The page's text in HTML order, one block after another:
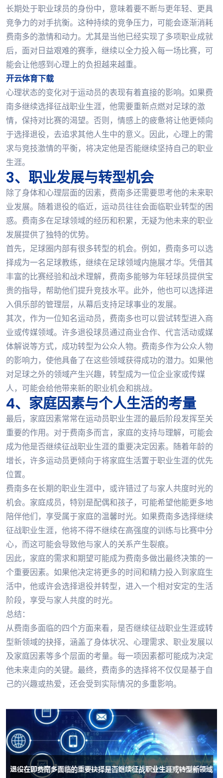
长期处于职业球员的身份中，意味着要不断与更年轻、更具
竞争力的对手抗衡。这种持续的竞争压力，可能会逐渐消耗
费南多的激情和动力。尤其是当他已经实现了多项职业成就
后，面对日益艰难的赛季，继续以全力投入每一场比赛，可
能会让他感到心理上的负担越来越重。
开云体育下载
心理状态的变化对于运动员的表现有着直接的影响。如果费
南多继续选择征战职业生涯，他需要重新点燃对足球的激
情，保持对比赛的渴望。否则，情感上的疲惫将让他更倾向
于选择退役，去追求其他人生中的意义。因此，心理上的需
求与竞技激情的平衡，将决定他是否能继续坚持自己的职业
生涯。
3、职业发展与转型机会
除了身体和心理层面的因素，费南多还需要思考他的未来职
业发展。随着退役的临近，运动员往往会面临职业转型的困
惑。费南多在足球领域的经历和积累，无疑为他未来的职业
发展提供了独特的优势。
首先，足球圈内部有很多转型的机会。例如，费南多可以选
择成为一名足球教练，继续在足球领域内施展才华。凭借其
丰富的比赛经验和战术理解，费南多能够为年轻球员提供宝
贵的指导，帮助他们提升竞技水平。此外，他也可以选择进
入俱乐部的管理层，从幕后支持足球事业的发展。
其次，作为一位知名运动员，费南多也可以尝试转型进入商
业或传媒领域。许多退役球员通过商业合作、代言活动或媒
体解说等方式，成功转型为公众人物。费南多作为公众人物
的影响力，使他具备了在这些领域获得成功的潜力。如果他
对足球之外的领域产生兴趣，转型成为一位企业家或传媒
人，可能会给他带来新的职业机会和挑战。
4、家庭因素与个人生活的考量
最后，家庭因素常常在运动员职业生涯的最后阶段发挥至关
重要的作用。对于费南多而言，家庭的支持与理解，可能会
成为他是否继续征战职业生涯的重要决定因素。随着年龄的
增长，许多运动员更倾向于将家庭生活置于职业生涯的优先
位置。
费南多在长期的职业生涯中，或许错过了与家人共度时光的
机会。家庭成员，特别是配偶和孩子，可能希望他能更多地
陪伴他们，享受属于家庭的温馨时光。如果费南多选择继续
征战职业生涯，他将不得不继续在高强度的训练与比赛中分
心，而这可能会导致他与家人的关系产生裂痕。
因此，家庭的需求和期望可能成为费南多做出最终决策的一
个重要因素。如果他决定将更多的时间和精力投入到家庭生
活中，他或许会选择退役并转型，进入一个相对安定的生活
阶段，享受与家人共度的时光。
总结：
从费南多面临的四个方面来看，是否继续征战职业生涯或转
型新领域的抉择，涵盖了身体状况、心理需求、职业发展以
及家庭因素等多个层面的考量。每一项因素都可能成为决定
他未来走向的关键。最终，费南多的选择将不仅仅是基于自
己的兴趣或热爱，还会受到实际情况的多重影响。